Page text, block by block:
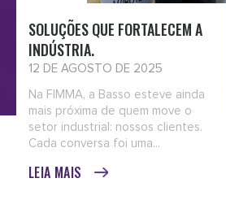
SOLUÇÕES QUE FORTALECEM A
INDÚSTRIA.
12 DE AGOSTO DE 2025
Na FIMMA, a Basso esteve ainda
mais próxima de quem move o
setor industrial: nossos clientes.
Cada conversa foi uma...
LEIA MAIS